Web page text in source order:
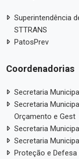
Superintendência
STTRANS
PatosPrev
Coordenadorias
Secretaria
Secretaria
Orçamento e Gest
Secretaria
Secretaria
Proteção e Defesa